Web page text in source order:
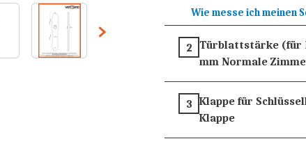
Wie messe ich meinen
2 Türblattstärke (für
mm Normale
3 Klappe für
Klappe